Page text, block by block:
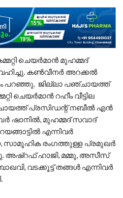
ചെയർമാൻ മുഹമ്മദ്‌
കൺവീനർ അറക്കൽ
ജില്ലാ പഞ്ചായത്ത്
ചെയർമാൻ റഹീം വീട്ടില
പ്രസിഡന്റ് നബീൽ എൻ
ഷാനിൽ, മുഹമ്മദ്‌ സവാദ്
എന്നിവർ
സാമൂഹിക രംഗത്തുള്ള പ്രമുഖർ
അഷ്‌റഫ്‌ ഹാജി, മമ്മു, അസീസ്
വടക്കൂട്ട് തങ്ങൾ എന്നിവർ